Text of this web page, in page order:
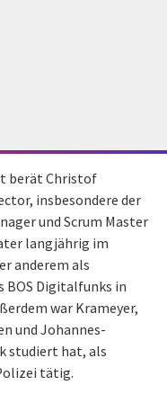
berät Christof
insbesondere der
und Scrum Master
langjährig im
anderem als
Digitalfunks in
war Krameyer,
und Johannes-
studiert hat, als
tätig.